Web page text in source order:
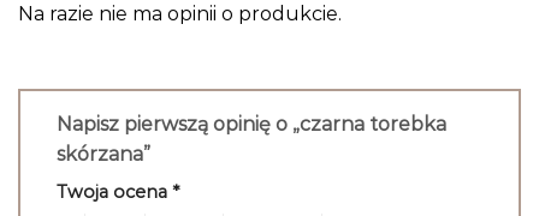
Na razie nie ma opinii o produkcie.
Napisz pierwszą opinię o „czarna torebka
skórzana”
Twoja ocena *